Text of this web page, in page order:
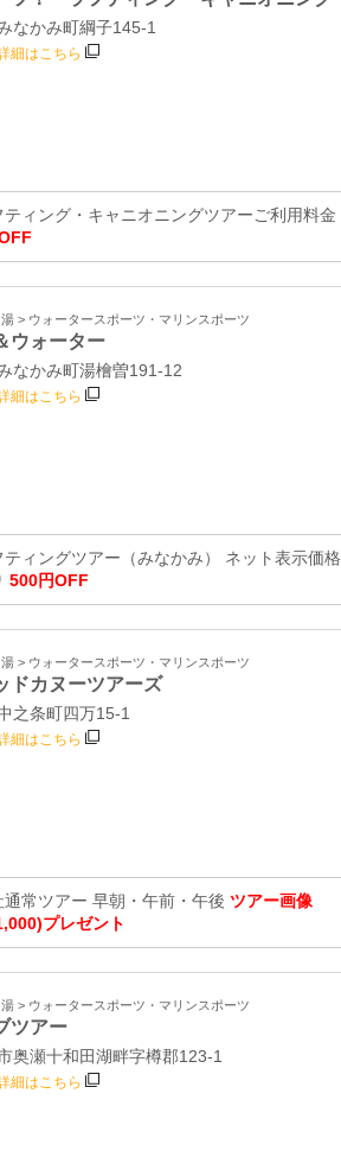
なかみ町綱子145-1
細はこちら
ティング・キャニオニングツアーご利用料金
> ウォータースポーツ・マリンスポーツ
ウォーター
なかみ町湯檜曽191‐12
細はこちら
ティングツアー（みなかみ） ネット表示価格
500円OFF
> ウォータースポーツ・マリンスポーツ
ドカヌーツアーズ
之条町四万15-1
細はこちら
通常ツアー 早朝・午前・午後 ツアー画像
プレゼント
> ウォータースポーツ・マリンスポーツ
ツアー
奥瀬十和田湖畔字樽郡123‐1
細はこちら